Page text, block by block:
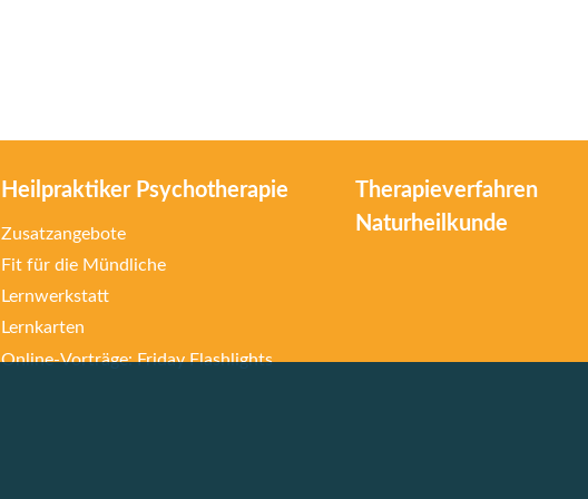
Heilpraktiker Psychotherapie
Zusatzangebote
Fit für die Mündliche
Lernwerkstatt
Lernkarten
Online-Vorträge: Friday Flashlights
Therapieverfahren
Naturheilkunde